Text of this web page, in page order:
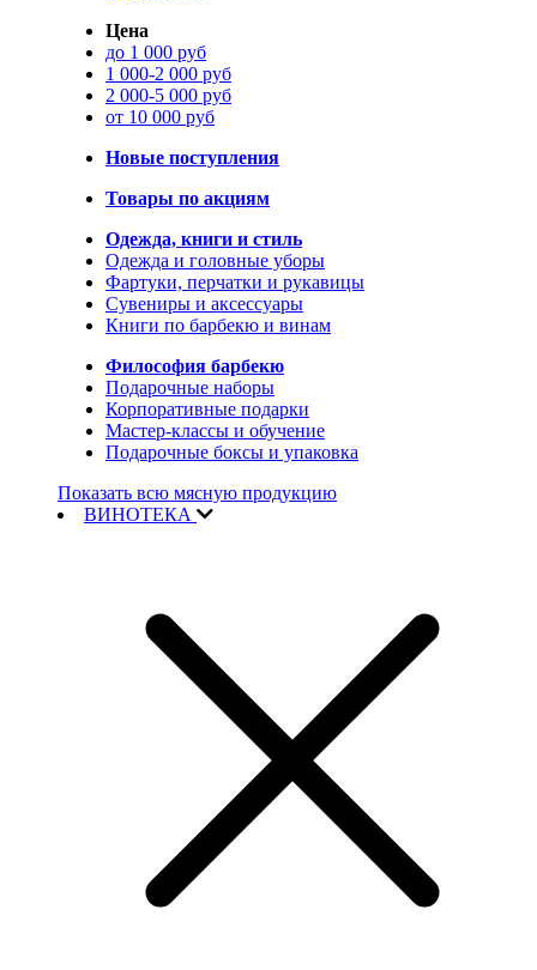
Цена
до 1 000 руб
1 000-2 000 руб
2 000-5 000 руб
от 10 000 руб
Новые поступления
Товары по акциям
Одежда, книги и стиль
Одежда и головные уборы
Фартуки, перчатки и рукавицы
Сувениры и аксессуары
Книги по барбекю и винам
Философия барбекю
Подарочные наборы
Корпоративные подарки
Мастер-классы и обучение
Подарочные боксы и упаковка
Показать всю мясную продукцию
ВИНОТЕКА